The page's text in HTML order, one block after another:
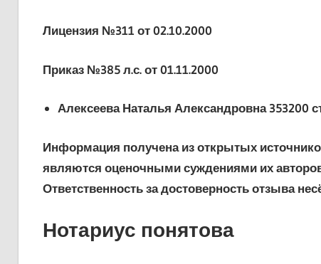
Лицензия №311 от 02.10.2000
Приказ №385 л.с. от 01.11.2000
Алексеева Наталья Александровна 353200
Информация получена из открытых
являются оценочными суждениями их
Ответственность за достоверность отзыва
Нотариус понятова